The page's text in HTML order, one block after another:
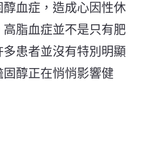
血症，造成心因性休
脂血症並不是只有肥
患者並沒有特別明顯
醇正在悄悄影響健